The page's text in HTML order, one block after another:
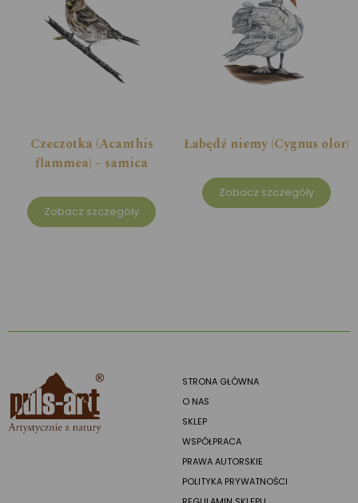
Czeczotka (Acanthis
flammea) – samica
Zobacz szczegóły
Łabędź niemy (Cygnus olor)
Zobacz szczegóły
STRONA GŁÓWNA
O NAS
SKLEP
WSPÓŁPRACA
PRAWA AUTORSKIE
POLITYKA PRYWATNOŚCI